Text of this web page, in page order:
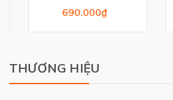
690.000₫
THƯƠNG HIỆU